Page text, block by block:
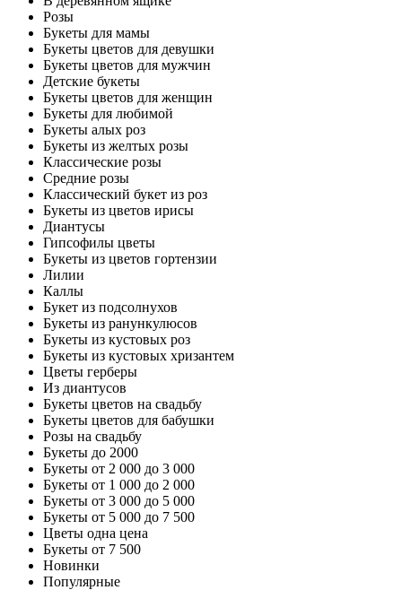
Розы
Букеты для мамы
Букеты цветов для девушки
Букеты цветов для мужчин
Детские букеты
Букеты цветов для женщин
Букеты для любимой
Букеты алых роз
Букеты из желтых розы
Классические розы
Средние розы
Классический букет из роз
Букеты из цветов ирисы
Диантусы
Гипсофилы цветы
Букеты из цветов гортензии
Лилии
Каллы
Букет из подсолнухов
Букеты из ранункулюсов
Букеты из кустовых роз
Букеты из кустовых хризантем
Цветы герберы
Из диантусов
Букеты цветов на свадьбу
Букеты цветов для бабушки
Розы на свадьбу
Букеты до 2000
Букеты от 2 000 до 3 000
Букеты от 1 000 до 2 000
Букеты от 3 000 до 5 000
Букеты от 5 000 до 7 500
Цветы одна цена
Букеты от 7 500
Новинки
Популярные